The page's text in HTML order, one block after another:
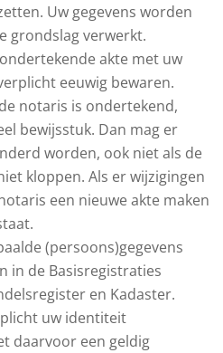
Uw gegevens worden
grondslag verwerkt.
akte met uw
eeuwig bewaren.
notaris is ondertekend,
bewijsstuk. Dan mag er
worden, ook niet als de
kloppen. Als er wijzigingen
een nieuwe akte maken
(persoons)gegevens
in de Basisregistraties
en Kadaster.
uw identiteit
daarvoor een geldig